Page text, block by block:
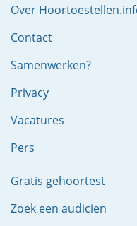
Over
Contact
Samenwerken?
Privacy
Vacatures
Pers
Gratis gehoortest
Zoek een audicien